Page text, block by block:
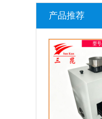
产品推荐